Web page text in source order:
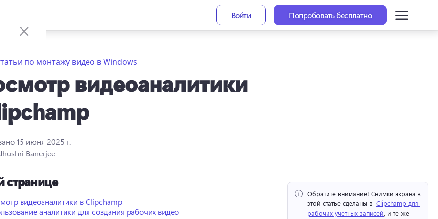
Войти Попробовать бесплатно
по монтажу видео в Windows
видеоаналитики
15 июня 2025 г.
Banerjee
странице
видеоаналитики в Clipchamp
аналитики для создания рабочих видео
Обратите внимание! Снимки экрана в
этой статье сделаны в ⁠ Clipchamp для
рабочих учетных записей , и те же